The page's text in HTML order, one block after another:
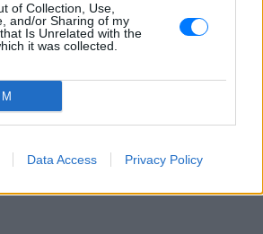
of Collection, Use,
and/or Sharing of my
Is Unrelated with the
it was collected.
Data Access Privacy Policy